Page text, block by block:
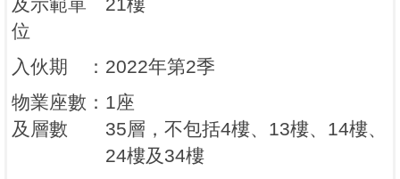
位
入伙期 ： 2022年第2季
物業座數
及層數
： 1座
35層，不包括4樓、13樓、14樓、
24樓及34樓